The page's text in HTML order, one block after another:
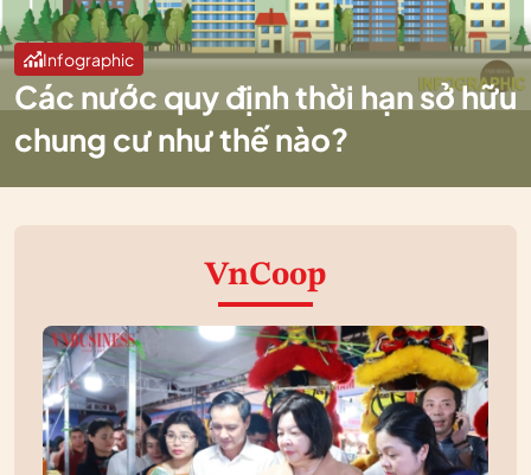
Infographic
Các nước quy định thời hạn sở hữu
chung cư như thế nào?
VnCoop